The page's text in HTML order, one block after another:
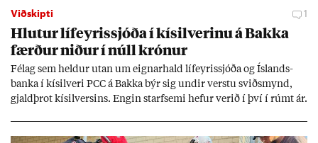
Viðskipti 1
Hlut­ur líf­eyr­is­sjóða í kís­il­ver­inu á Bakka
færð­ur nið­ur í núll krón­ur
Fé­lag sem held­ur ut­an um eign­ar­hald líf­eyr­is­sjóða og Ís­lands­
banka í kís­il­veri PCC á Bakka býr sig und­ir verstu sviðs­mynd,
gjald­þrot kís­il­vers­ins. Eng­in starf­semi hef­ur ver­ið í því í rúmt ár.